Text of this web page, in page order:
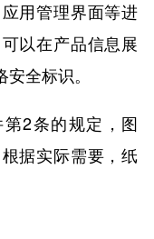
用管理界面等进
以在产品信息展
全标识。
2条的规定，图
据实际需要，纸